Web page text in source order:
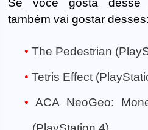
Se você gosta desse
também vai gostar desses:
The Pedestrian
Tetris Effect
ACA NeoGeo: